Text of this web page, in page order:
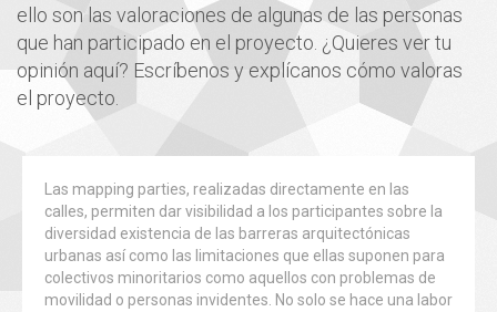
ello son las valoraciones de algunas de las personas
que han participado en el proyecto. ¿Quieres ver tu
opinión aquí? Escríbenos y explícanos cómo valoras
el proyecto.
Las mapping parties, realizadas directamente en las
calles, permiten dar visibilidad a los participantes sobre la
diversidad existencia de las barreras arquitectónicas
urbanas así como las limitaciones que ellas suponen para
colectivos minoritarios como aquellos con problemas de
movilidad o personas invidentes. No solo se hace una labor